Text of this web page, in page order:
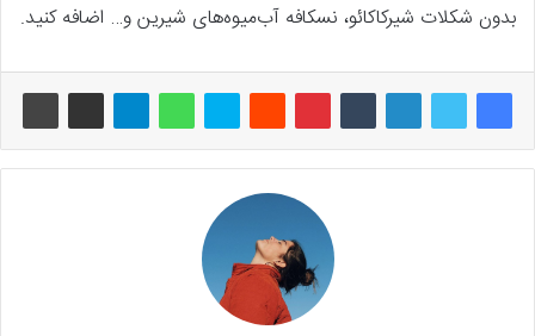
بدون شکلات شیرکاکائو، نسکافه آب‌میوه‌های شیرین و… اضافه کنید.